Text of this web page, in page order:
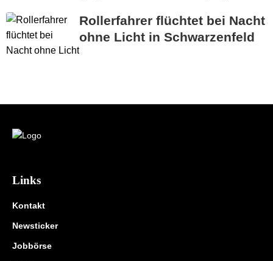
Rollerfahrer flüchtet bei Nacht
ohne Licht in Schwarzenfeld
Links
Kontakt
Newsticker
Jobbörse